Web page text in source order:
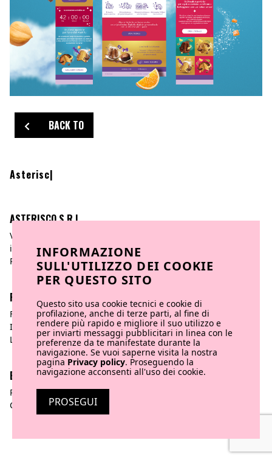
BACK TO
Asterischi are m
ASTERISCO S.R.L
Via Po, 14 | 10123 Torino
info@asteriscocreativeagency.com
P.iva 11217100012
FOLLOW US
Facebook
Instagram
Linkedin
BORING STUFF
Privacy policy
Cookies
INFORMAZIONE
SULL'UTILIZZO DEI COOKIE
PER QUESTO SITO
Questo sito usa cookie tecnici e cookie di
profilazione, anche di terze parti, al fine di
rendere più rapido e migliore il suo utilizzo e
per inviarti messaggi pubblicitari in linea con le
preferenze da te manifestate durante la
navigazione. Se vuoi saperne visita la nostra
pagina Privacy policy. Proseguendo la
navigazione acconsenti all'uso dei cookie.
PROSEGUI